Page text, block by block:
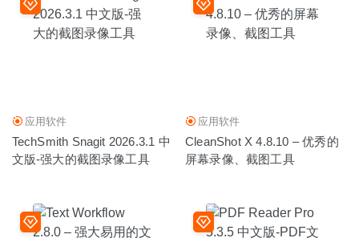
应用软件
TechSmith Snagit 2026.3.1 中
文版-强大的截图录像工具
应用软件
CleanShot X 4.8.10 – 优秀的
屏幕录像、截图工具